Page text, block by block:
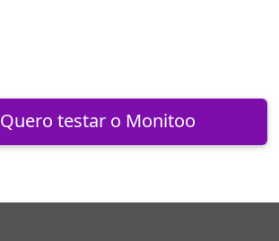
Quero testar o Monitoo